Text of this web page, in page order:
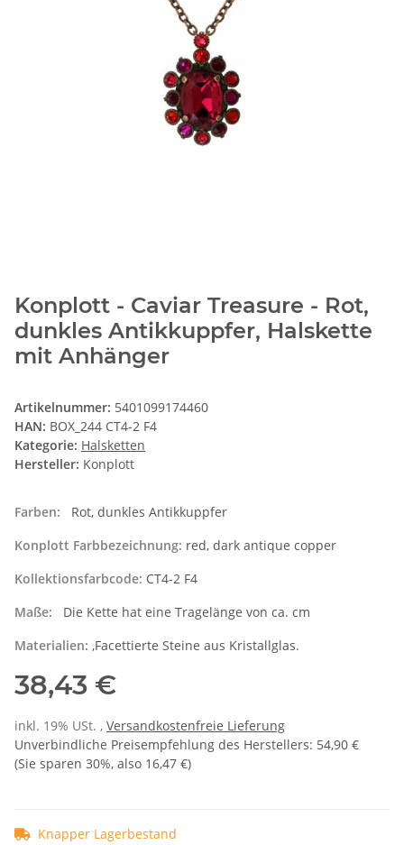
Konplott - Caviar Treasure - Rot,
dunkles Antikkuppfer, Halskette
mit Anhänger
Artikelnummer: 5401099174460
HAN: BOX_244 CT4-2 F4
Kategorie: Halsketten
Hersteller: Konplott
Farben:
Rot, dunkles Antikkuppfer
Konplott Farbbezeichnung: red, dark antique copper
Kollektionsfarbcode: CT4-2 F4
Maße:
Die Kette hat eine Tragelänge von ca. cm
Materialien: ,Facettierte Steine aus Kristallglas.
38,43 €
inkl. 19% USt. , Versandkostenfreie Lieferung
Unverbindliche Preisempfehlung des Herstellers: 54,90 €
(Sie sparen 30%, also 16,47 €)
Knapper Lagerbestand